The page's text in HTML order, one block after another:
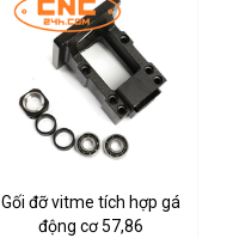
Gối đỡ vitme tích hợp gá
động cơ 57,86